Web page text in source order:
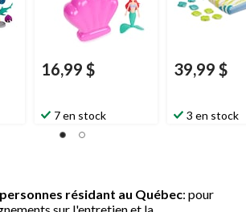
16,99 $
7 en stock
39,99 $
3 en stock
résidant au Québec: pour